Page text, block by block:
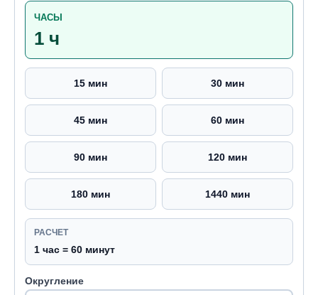
ЧАСЫ
1 ч
15 мин 30 мин
45 мин 60 мин
90 мин 120 мин
180 мин 1440 мин
РАСЧЕТ
1 час = 60 минут
Округление